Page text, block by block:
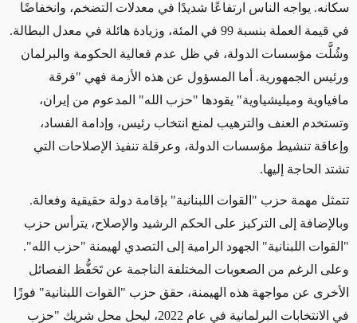
سكانه. يواجه الناس ارتفاعًا شديدًا في معدلات التضخم، وانخفاضًا
في قيمة العملة بنسبة 99 في المئة، وزيادة هائلة في معدل البطالة.
وشُلَّت مؤسسات الدولة، في ظل عدم فعالية الحكومة والبرلمان
ورئيس الجمهورية. أما المسؤول عن هذه الأزمة فهي "فرقة
مافياوية وميليشياوية" يقودها "حزب الله" المدعوم من إيران،
وتستخدم العنف والترهيب لمنع انتخاب رئيس، وإدامة الفساد،
وإعاقة تنشيط مؤسسات الدولة، وعرقلة تنفيذ الإصلاحات التي
تشتد الحاجة إليها.
تتمثل مهمة حزب "القوات اللبنانية" بإقامة دولة حقيقية وفعالة.
وبالإضافة إلى التركيز على الحكم الرشيد والإصلاح، يترأس حزب
"القوات اللبنانية" الجهود الرامية إلى التصدي لهيمنة "حزب الله".
وعلى الرغم من الصعوبات المختلفة الناجمة عن تَحَفُّظ الفصائل
الأخرى عن مواجهة هذه الهيمنة، حقق حزب "القوات اللبنانية" فوزًا
في الانتخابات البرلمانية في عام 2022، ليحل محل شريك "حزب